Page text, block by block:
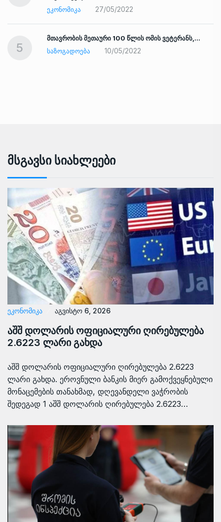
ᲔᲙᲝᲜᲝᲛᲘᲙᲐ
27/05/2022
5
მთავრობის მეთაური 100 წლის ომის ვეტერანს,…
ᲡᲐᲖᲝᲒᲐᲓᲝᲔᲑᲐ
10/05/2022
Მსგავსი Სიახლეები
ᲔᲙᲝᲜᲝᲛᲘᲙᲐ აგვისტო 6, 2026
აშშ დოლარის ოფიციალური ღირებულება
2.6223 ლარი გახდა
აშშ დოლარის ოფიციალური ღირებულება 2.6223
ლარი გახდა. ეროვნული ბანკის მიერ გამოქვეყნებული
მონაცემების თანახმად, დღევანდელი ვაჭრობის
შედეგად 1 აშშ დოლარის ღირებულება 2.6223…